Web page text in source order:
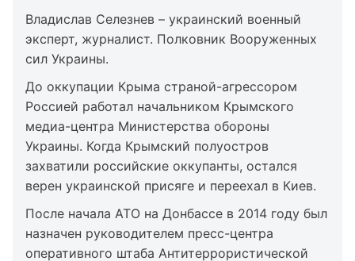
Владислав Селезнев – украинский военный
эксперт, журналист. Полковник Вооруженных
сил Украины.
До оккупации Крыма страной-агрессором
Россией работал начальником Крымского
медиа-центра Министерства обороны
Украины. Когда Крымский полуостров
захватили российские оккупанты, остался
верен украинской присяге и переехал в Киев.
После начала АТО на Донбассе в 2014 году был
назначен руководителем пресс-центра
оперативного штаба Антитеррористической